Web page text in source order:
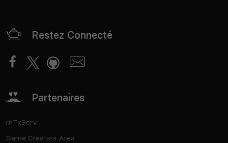
Restez Connecté
Partenaires
mTxServ
Game Creators Area